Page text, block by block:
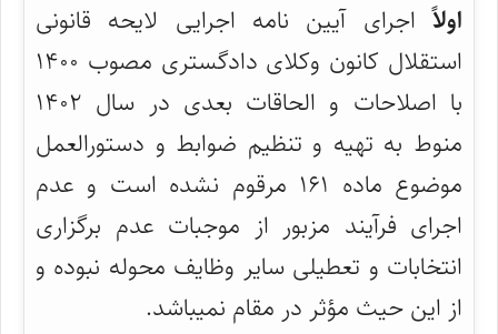
اولاًاجرای آیین نامه اجرایی لایحه قانونی
استقلال کانون وکلای دادگستری مصوب ۱۴۰۰
با اصلاحات و الحاقات بعدی در سال ۱۴۰۲
منوط به تهیه و تنظیم ضوابط و دستورالعمل
موضوع ماده ۱۶۱ مرقوم نشده است و عدم
اجرای فرآیند مزبور از موجبات عدم برگزاری
انتخابات و تعطیلی سایر وظایف محوله نبوده و
از این حیث مؤثر در مقام نمیباشد.